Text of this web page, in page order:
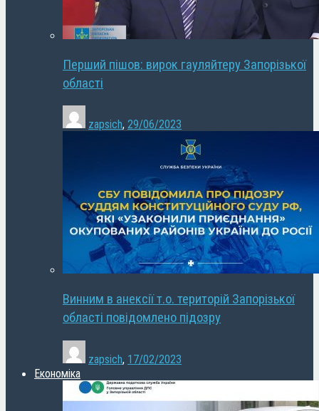
Перший пішов: вирок гауляйтеру Запорізької
області
zapsich, 29/06/2023
Винним в анексії т.о. територій Запорізької
області повідомлено підозру
zapsich, 17/02/2023
Економіка